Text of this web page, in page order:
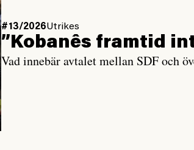
#13/2026Utrikes
”Kobanês framtid
Vad innebär avtalet mellan SDF och